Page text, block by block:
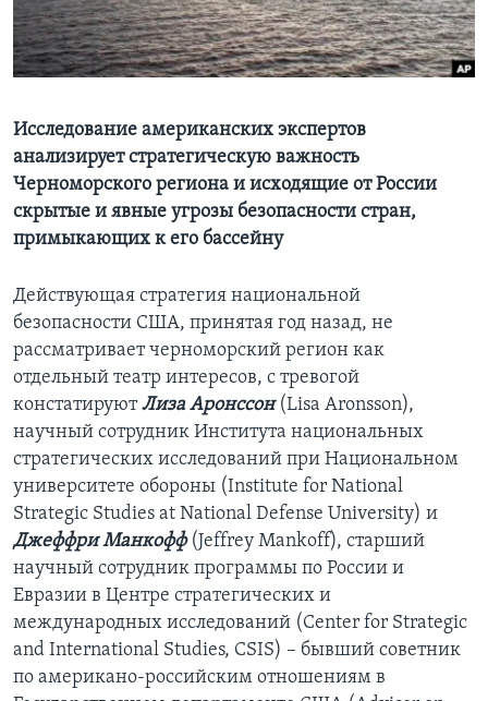
Learning English
Языки
Исследование американских экспертов
анализирует стратегическую важность
Черноморского региона и исходящие от России
скрытые и явные угрозы безопасности стран,
примыкающих к его бассейну
Действующая стратегия национальной
безопасности США, принятая год назад, не
рассматривает черноморский регион как
отдельный театр интересов, с тревогой
констатируютЛиза Аронссон (Lisa Aronsson),
научный сотрудник Института национальных
стратегических исследований при Национальном
университете обороны (Institute for National
Strategic Studies at National Defense University) и
Джеффри Манкофф(Jeffrey Mankoff), старший
научный сотрудник программы по России и
Евразии в Центре стратегических и
международных исследований (Center for Strategic
and International Studies, CSIS) – бывший советник
по американо-российским отношениям в